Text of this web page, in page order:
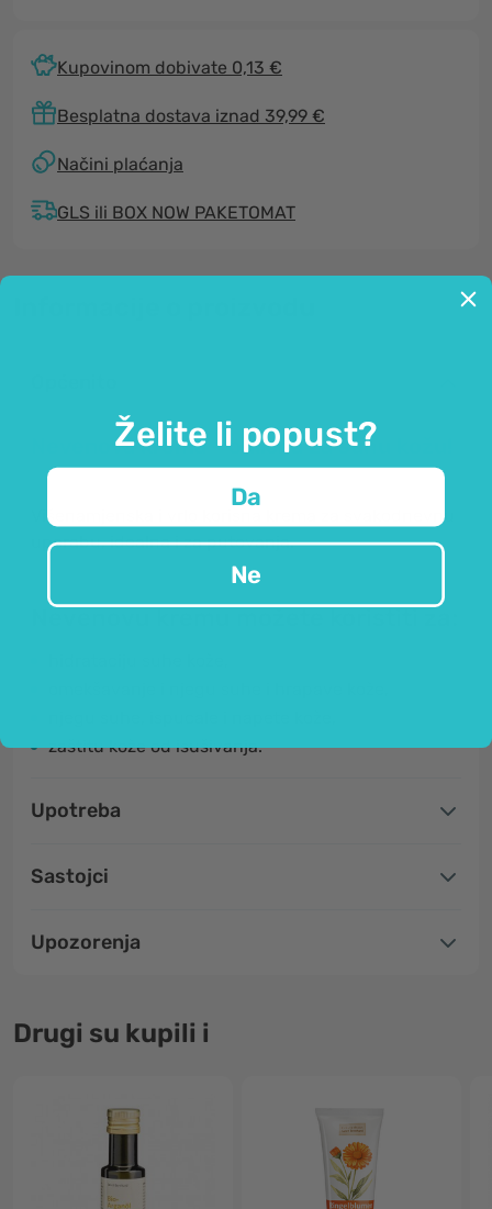
Kupovinom dobivate 0,13 €
Besplatna dostava iznad 39,99 €
Načini plaćanja
GLS ili BOX NOW PAKETOMAT
Nevenova krema - odlična za suhu kožu!
Višenamjenska i vrlo korisna krema za svakodnevnu
uporabu, idealna i za putovanja.
zaštitu kože od isušivanja.
Upotreba
Sastojci
Upozorenja
Drugi su kupili i
Želite li popust?
Da
Ne